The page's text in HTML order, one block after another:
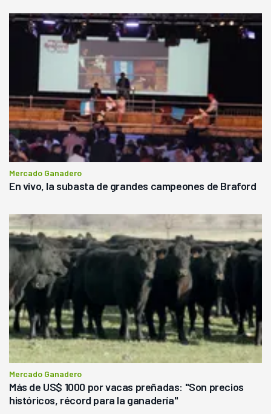
Mercado Ganadero
En vivo, la subasta de grandes campeones de Braford
Mercado Ganadero
Más de US$ 1000 por vacas preñadas: "Son precios
históricos, récord para la ganadería"